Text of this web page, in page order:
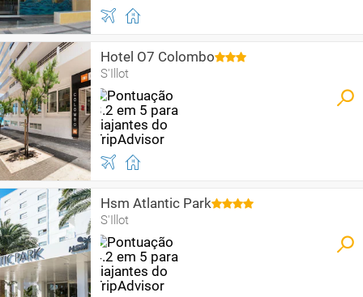
Hotel O7 Colombo
S'Illot
Hsm Atlantic Park
S'Illot